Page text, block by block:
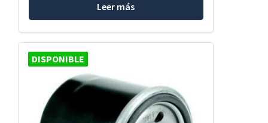
Leer más
DISPONIBLE